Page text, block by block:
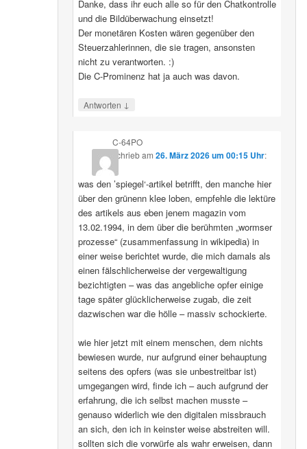
Danke, dass ihr euch alle so für den Chatkontrolle
und die Bildüberwachung einsetzt!
Der monetären Kosten wären gegenüber den
Steuerzahlerinnen, die sie tragen, ansonsten
nicht zu verantworten. :)
Die C-Prominenz hat ja auch was davon.
Antworten ↓
C-64PO
schriebam 26. März 2026 um 00:15 Uhr:
was den ’spiegel‘-artikel betrifft, den manche hier
über den grünenn klee loben, empfehle die lektüre
des artikels aus eben jenem magazin vom
13.02.1994, in dem über die berühmten „wormser
prozesse“ (zusammenfassung in wikipedia) in
einer weise berichtet wurde, die mich damals als
einen fälschlicherweise der vergewaltigung
bezichtigten – was das angebliche opfer einige
tage später glücklicherweise zugab, die zeit
dazwischen war die hölle – massiv schockierte.
wie hier jetzt mit einem menschen, dem nichts
bewiesen wurde, nur aufgrund einer behauptung
seitens des opfers (was sie unbestreitbar ist)
umgegangen wird, finde ich – auch aufgrund der
erfahrung, die ich selbst machen musste –
genauso widerlich wie den digitalen missbrauch
an sich, den ich in keinster weise abstreiten will.
sollten sich die vorwürfe als wahr erweisen, dann